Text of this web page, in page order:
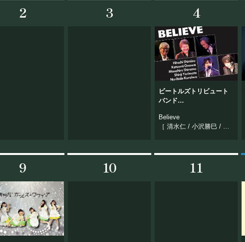
BOOKING
ライブ出演について
2 3 4
ビートルズトリビュート
バンド
Believe
［ 清水仁 / 小沢勝巳 / 城
9 10 11